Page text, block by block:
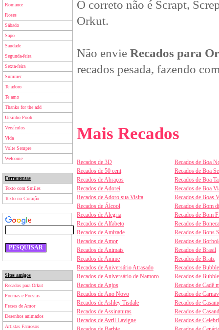
Romance
Roses
Sábado
Sapo
Saudade
Segunda-feira
Sexta-feira
Summer
Te adoro
Te amo
Thanks for the add
Ursinho Pooh
Versículos
Vida
Volte Sempre
Welcome
Ferramentas
Texto com Smiles
Texto no Coração
Sites amigos
Recados para Orkut
Poemas e Poesias
Frases de Amor
Desenhos animados
Artistas Famosos
O correto não é Scrapt,
Orkut.
Não envie Recados para
recados pesada, fazendo
Mais Recados
Recados de 3D
Recados de 50 cent
Recados de Abraços
Recados de Adorei
Recados de Adoro sua Visita
Recados de Álcool
Recados de Alegria
Recados de Alfabeto
Recados de Amizade
Recados de Amor
Recados de Animais
Recados de Anime
Recados de Aniversário Atrasado
Recados de Aniversário de Namoro
Recados de Anjos
Recados de Ano Novo
Recados de Ashley Tisdale
Recados de Assinaturas
Recados de Avril Lavigne
Recados de Boa
Recados de Boa
Recados de Boa
Recados de Boa
Recados de Boas
Recados de Bom
Recados de Bom
Recados de
Recados de Bons
Recados de
Recados de Brasil
Recados de Bratz
Recados de
Recados de
Recados de Cadê
Recados de
Recados de
Recados de
Recados de